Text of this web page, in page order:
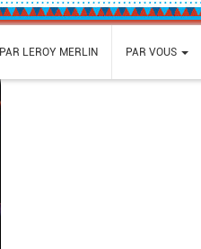
PAR LEROY MERLIN PAR VOUS